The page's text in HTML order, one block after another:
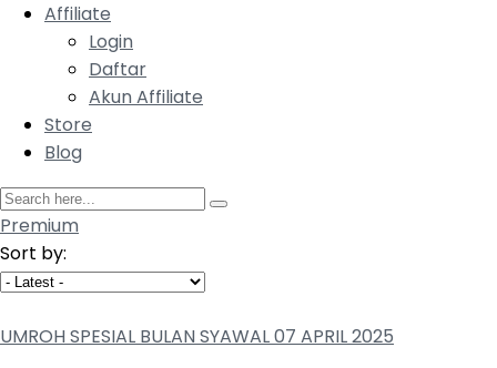
Affiliate
Login
Daftar
Akun Affiliate
Store
Blog
Premium
Sort by:
UMROH SPESIAL BULAN SYAWAL 07 APRIL 2025